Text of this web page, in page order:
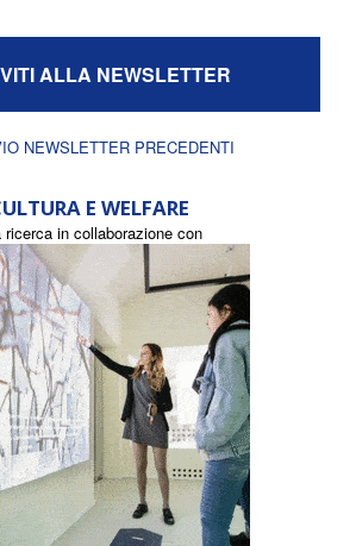
ALLA NEWSLETTER
NEWSLETTER PRECEDENTI
E WELFARE
ricerca in collaborazione con